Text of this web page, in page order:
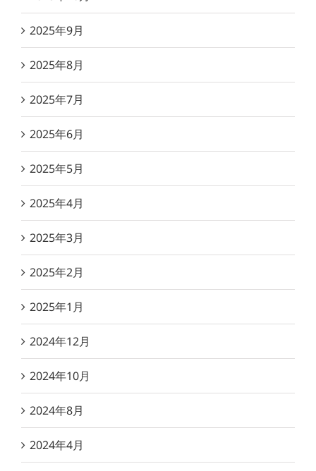
2025年9月
2025年8月
2025年7月
2025年6月
2025年5月
2025年4月
2025年3月
2025年2月
2025年1月
2024年12月
2024年10月
2024年8月
2024年4月